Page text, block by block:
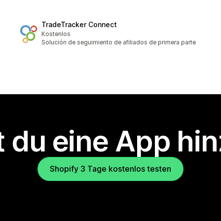
TradeTracker Connect
Kostenlos
Solución de seguimiento de afiliados de primera parte
du eine App
Shopify 3 Tage kostenlos testen